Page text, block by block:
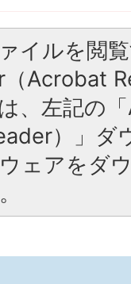
イルを閲
（Acrobat
、左記の
）」ダ
ェアをダ